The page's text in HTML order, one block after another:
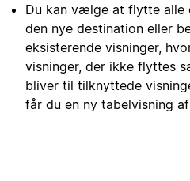
Du kan vælge at flytte alle
den nye destination eller
eksisterende visninger,
visninger, der ikke flyttes
bliver til tilknyttede
får du en ny tabelvisning